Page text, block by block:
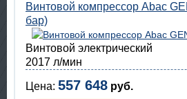
Винтовой компрессор Abac
бар)
Винтовой электрический
2017 л/мин
Цена: 557 648 руб.